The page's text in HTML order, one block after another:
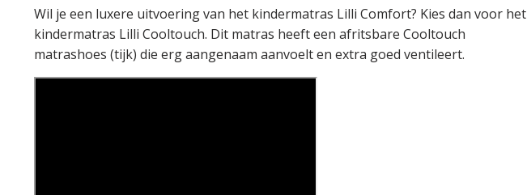
Wil je een luxere uitvoering van het kindermatras Lilli Comfort? Kies dan voor het
kindermatras Lilli Cooltouch. Dit matras heeft een afritsbare Cooltouch
matrashoes (tijk) die erg aangenaam aanvoelt en extra goed ventileert.